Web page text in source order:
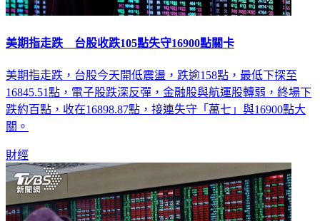
美期指走跌 台股收跌105點失守16900點關卡
美期指走跌，台股今天開低震盪，跌逾158點，最低下探至
16845.51點，電子股跌深反彈，金融股與航運股轉弱，終場下
跌約百點，收在16898.87點，接連失守「萬七」與16900點大
關。
財經